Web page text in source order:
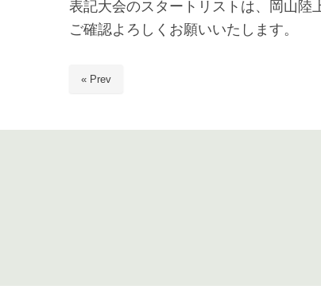
表記大会のスタートリストは、岡山陸
ご確認よろしくお願いいたします。
« Prev